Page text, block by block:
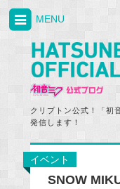
クリプトン公式！「初
発信します！
MENU
イベント
SNOW